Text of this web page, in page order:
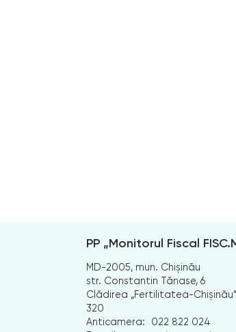
PP „Monitorul Fiscal
MD-2005, mun. Chișinău
str. Constantin Tănase, 6
Clădirea „Fertilitatea-
320
Anticamera:
022 822 024